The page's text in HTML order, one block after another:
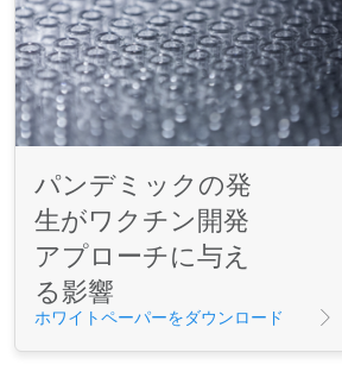
パンデミックの発
生がワクチン開発
アプローチに与え
る影響
ホワイトペーパーをダウンロード